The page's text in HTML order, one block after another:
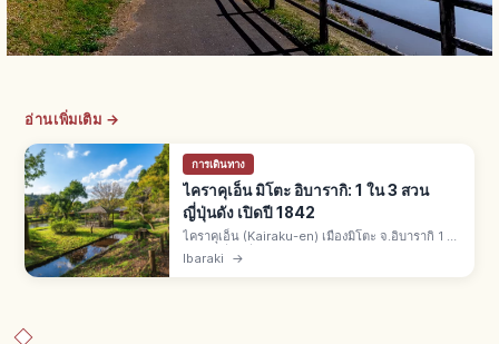
อ่านเพิ่มเติม →
การเดินทาง
ไคราคุเอ็น มิโตะ อิบารากิ: 1 ใน 3 สวน
ญี่ปุ่นดัง เปิดปี 1842
ไคราคุเอ็น (Kairaku-en) เมืองมิโตะ จ.อิบารากิ 1 ใน
3 สวนญี่ปุ่นชื่อดังคู่เค็นโรคุเอ็นและโคราคุเอ็น เปิดปี
Ibaraki →